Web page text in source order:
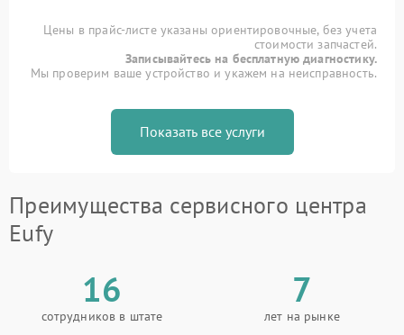
Цены в прайс-листе указаны ориентировочные, без учета
стоимости запчастей.
Записывайтесь на бесплатную диагностику.
Мы проверим ваше устройство и укажем на неисправность.
Показать все услуги
Преимущества сервисного центра
Eufy
16
сотрудников в штате
7
лет на рынке